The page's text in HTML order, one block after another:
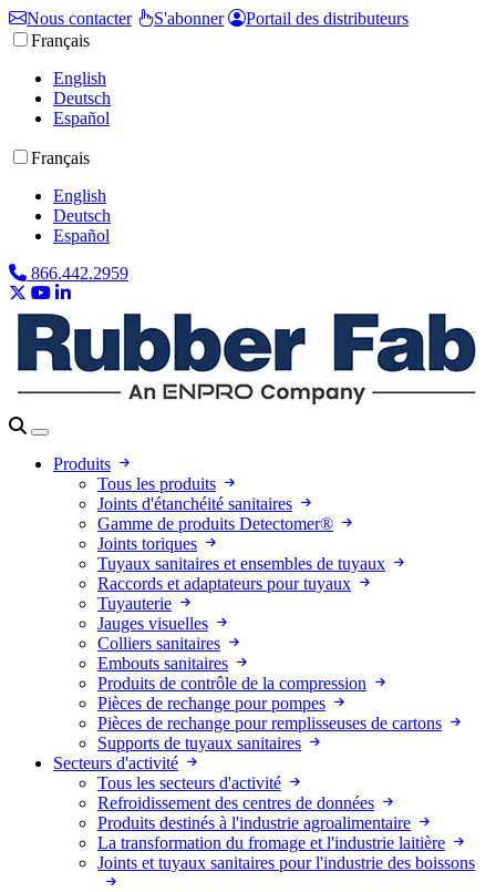
Nous contacter S'abonner
Portail des distributeurs
Français
English
Deutsch
Español
Français
English
Deutsch
Español
866.442.2959
Produits
Tous les produits
Joints d'étanchéité sanitaires
Gamme de produits Detectomer®
Joints toriques
Tuyaux sanitaires et ensembles de tuyaux
Raccords et adaptateurs pour tuyaux
Tuyauterie
Jauges visuelles
Colliers sanitaires
Embouts sanitaires
Produits de contrôle de la compression
Pièces de rechange pour pompes
Pièces de rechange pour remplisseuses de cartons
Supports de tuyaux sanitaires
Secteurs d'activité
Tous les secteurs d'activité
Refroidissement des centres de données
Produits destinés à l'industrie agroalimentaire
La transformation du fromage et l'industrie laitière
Joints et tuyaux sanitaires pour l'industrie des boissons